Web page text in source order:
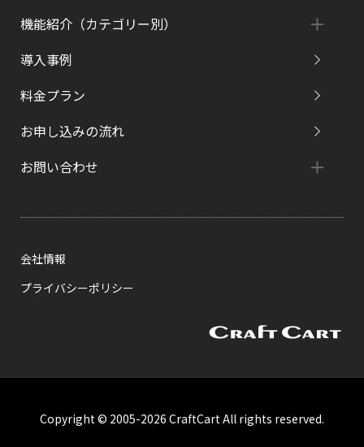
機能紹介（カテゴリー別）
導入事例
料金プラン
お申し込みの流れ
お問い合わせ
会社情報
プライバシーポリシー
Copyright © 2005-2026 CraftCart All rights reserved.